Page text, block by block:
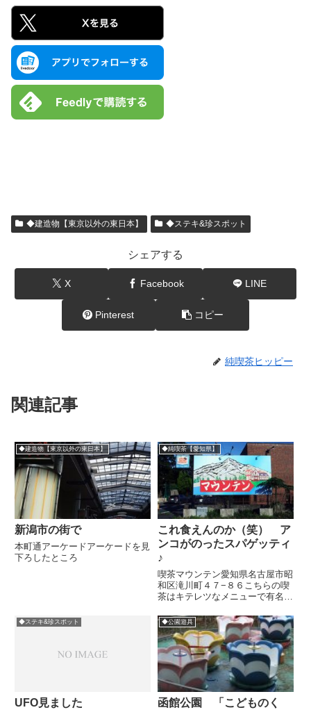
◆建造物【東京以外の東日本】 ◆ステキ&珍スポット
シェアする
X Facebook LINE
Pinterest コピー
純喫茶ヒッピー
関連記事
◆建造物【東京以外の東日本】
新潟市の街で
本町通アーケードアーケードを見
下ろしたところ
◆純喫茶【愛知県】
これ食えんのか（笑） ア
ンコがのったスパゲッティ
♪
喫茶マウンテン愛知県名古屋市昭
和区滝川町４７−８６こちらの喫
茶はキテレツなメニューで有名
ブログ読者さんから情報をいただ
いておりました。ただ、自分がツ
ボに感じる古～い喫茶の雰囲気で
はないと思ったため未訪問のま
ま。...
◆ステキ&珍スポット
UFO見ました
◆公園遊具
函館公園 「こどものく